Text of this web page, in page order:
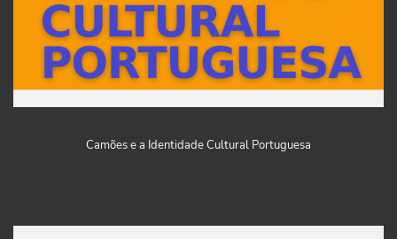
Camões e a Identidade Cultural Portuguesa